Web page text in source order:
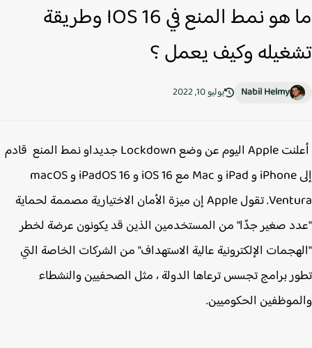
ما هو نمط المنع في IOS 16 وطريقة
وكيف يعمل ؟
Nabil Helmy يوليو 10, 2022
أعلنت Apple اليوم عن وضع Lockdown جديداو نمط المنع قادم
إلى iPhone و iPad و Mac مع iOS 16 و iPadOS 16 و macOS
Ventura. تقول Apple إن ميزة الأمان الاختيارية مصممة لحماية
صغير جدًا" من المستخدمين الذين قد يكونون عرضة لخطر
الإلكترونية عالية الاستهداف" من الشركات الخاصة التي
برامج تجسس ترعاها الدولة ، مثل الصحفيين والنشطاء
الحكوميين.